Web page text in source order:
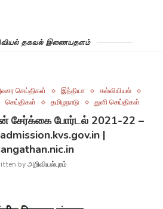
தகவல் இணையதளம்
செய்திகள் இந்தியா
கல்வியியல்
செய்திகள் தமிழநாடு துளி செய்திகள்
சேர்க்கை போர்டல் 2021-22 –
|
byஅறிவியல்புரம்